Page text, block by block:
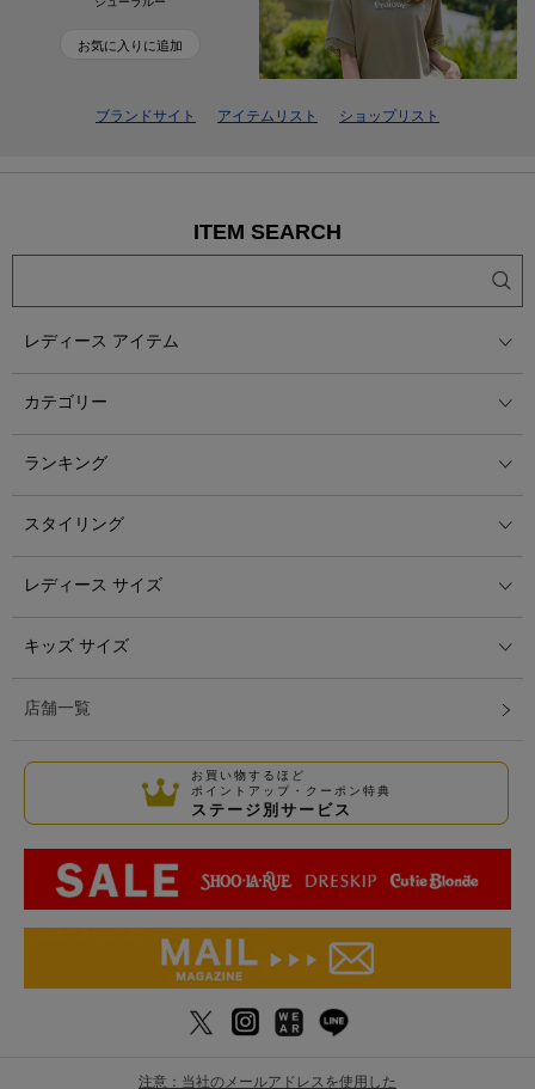
お気に入りに追加
ブランドサイト アイテムリスト ショップリスト
ITEM SEARCH
レディース アイテム
カテゴリー
ランキング
スタイリング
レディース サイズ
キッズ サイズ
店舗一覧
お買い物するほど
ポイントアップ・クーポン特典
ステージ別サービス
注意：当社のメールアドレスを使用した